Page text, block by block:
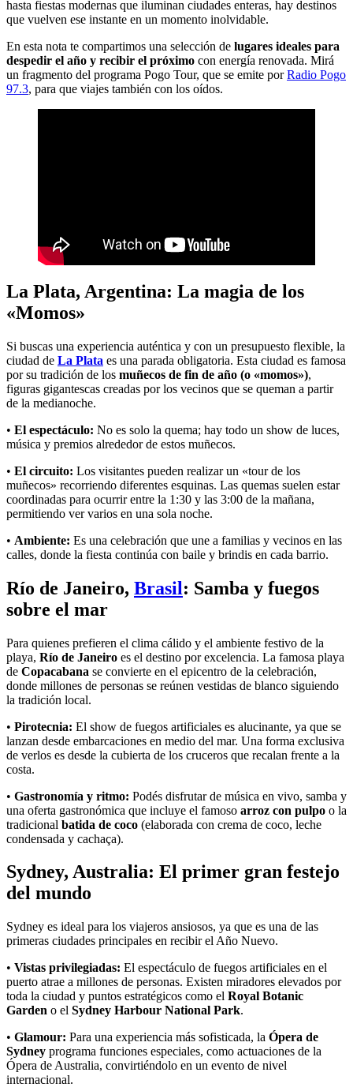
hasta fiestas modernas que iluminan ciudades enteras, hay destinos
que vuelven ese instante en un momento inolvidable.
En esta nota te compartimos una selección de lugares ideales para
despedir el año y recibir el próximo con energía renovada. Mirá
un fragmento del programa Pogo Tour, que se emite porRadio Pogo
97.3, para que viajes también con los oídos.
La Plata, Argentina: La magia de los
«Momos»
Si buscas una experiencia auténtica y con un presupuesto flexible, la
ciudad de La Plata es una parada obligatoria. Esta ciudad es famosa
por su tradición de los muñecos de fin de año (o «momos»),
figuras gigantescas creadas por los vecinos que se queman a partir
de la medianoche.
• El espectáculo: No es solo la quema; hay todo un show de luces,
música y premios alrededor de estos muñecos.
• El circuito: Los visitantes pueden realizar un «tour de los
muñecos» recorriendo diferentes esquinas. Las quemas suelen estar
coordinadas para ocurrir entre la 1:30 y las 3:00 de la mañana,
permitiendo ver varios en una sola noche.
• Ambiente: Es una celebración que une a familias y vecinos en las
calles, donde la fiesta continúa con baile y brindis en cada barrio.
Río de Janeiro, Brasil: Samba y fuegos
sobre el mar
Para quienes prefieren el clima cálido y el ambiente festivo de la
playa, Río de Janeiro es el destino por excelencia. La famosa playa
de Copacabana se convierte en el epicentro de la celebración,
donde millones de personas se reúnen vestidas de blanco siguiendo
la tradición local.
• Pirotecnia: El show de fuegos artificiales es alucinante, ya que se
lanzan desde embarcaciones en medio del mar. Una forma exclusiva
de verlos es desde la cubierta de los cruceros que recalan frente a la
costa.
• Gastronomía y ritmo: Podés disfrutar de música en vivo, samba y
una oferta gastronómica que incluye el famoso arroz con pulpo o la
tradicional batida de coco (elaborada con crema de coco, leche
condensada y cachaça).
Sydney, Australia: El primer gran festejo
del mundo
Sydney es ideal para los viajeros ansiosos, ya que es una de las
primeras ciudades principales en recibir el Año Nuevo.
• Vistas privilegiadas: El espectáculo de fuegos artificiales en el
puerto atrae a millones de personas. Existen miradores elevados por
toda la ciudad y puntos estratégicos como el Royal Botanic
Garden o el Sydney Harbour National Park.
• Glamour: Para una experiencia más sofisticada, la Ópera de
Sydney programa funciones especiales, como actuaciones de la
Ópera de Australia, convirtiéndolo en un evento de nivel
internacional.